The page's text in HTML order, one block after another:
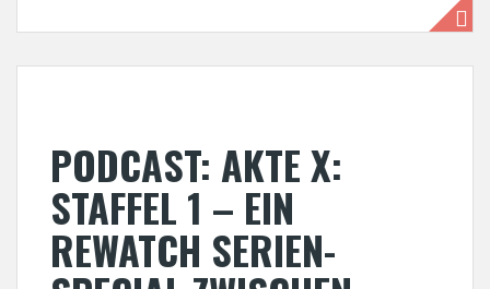
PODCAST: AKTE X:
STAFFEL 1 – EIN
REWATCH SERIEN-